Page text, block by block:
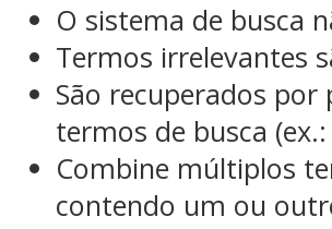
O sistema de busca
Termos irrelevantes
São recuperados
termos de busca
Combine múltiplos
contendo um ou